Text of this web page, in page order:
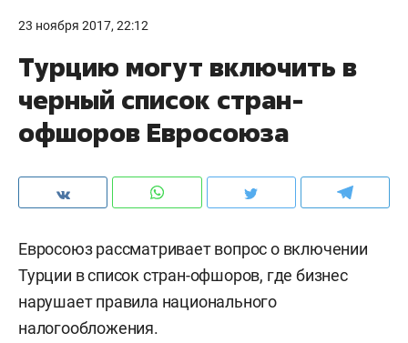
23 ноября 2017, 22:12
Турцию могут включить в
черный список стран-
офшоров Евросоюза
Евросоюз рассматривает вопрос о включении
Турции в список стран-офшоров, где бизнес
нарушает правила национального
налогообложения.